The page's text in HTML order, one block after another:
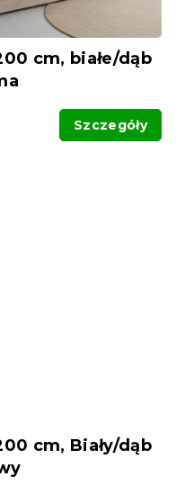
cm, białe/dąb
Szczegóły
cm, Biały/dąb